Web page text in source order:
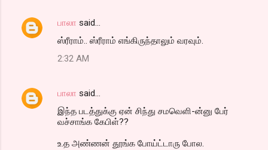
பாலா said…
ஸ்ரீராம்.. ஸ்ரீராம் எங்கிருந்தாலும் வரவும்.
2:32 AM
பாலா said…
இந்த படத்துக்கு ஏன் சிந்து சமவெளி-ன்னு பேர்
வச்சாங்க கேபிள்??
உ.த அண்ணன் தூங்க போய்ட்டாரு போல.